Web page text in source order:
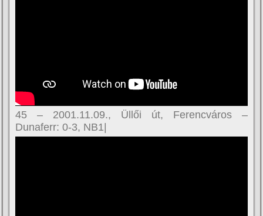
45 – 2001.11.09., Üllői út, Ferencváros –
Dunaferr: 0-3, NB1|